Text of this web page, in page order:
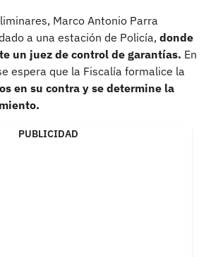
Marco Antonio Parra
a una estación de Policía, donde
un juez de control de garantías. En
espera que la Fiscalía formalice la
en su contra y se determine la
PUBLICIDAD